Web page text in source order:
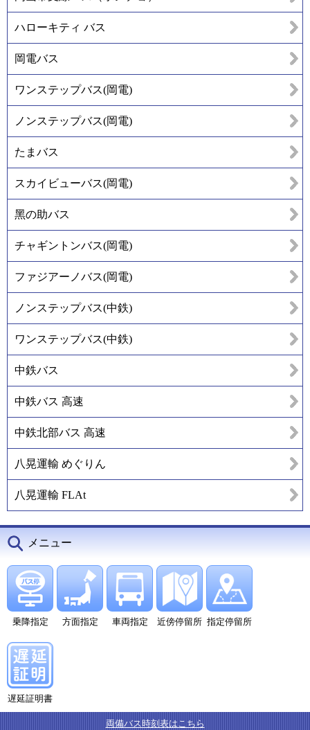
ハローキティ バス
岡電バス
ワンステップバス(岡電)
ノンステップバス(岡電)
たまバス
スカイビューバス(岡電)
黑の助バス
チャギントンバス(岡電)
ファジアーノバス(岡電)
ノンステップバス(中鉄)
ワンステップバス(中鉄)
中鉄バス
中鉄バス 高速
中鉄北部バス 高速
八晃運輸 めぐりん
八晃運輸 FLAt
メニュー
乗降指定 方面指定 車両指定 近傍停留所 指定停留所
遅延証明書
両備バス時刻表はこちら